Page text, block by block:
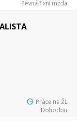
Pevná fixní mzda
Práce na ŽL
Dohodou